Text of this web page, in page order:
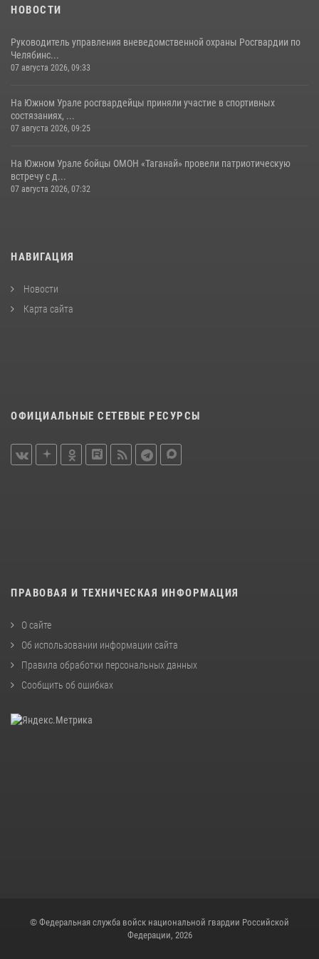
НОВОСТИ
Руководитель управления вневедомственной охраны Росгвардии по
Челябинс...
07 августа 2026, 09:33
На Южном Урале росгвардейцы приняли участие в спортивных
состязаниях, ...
07 августа 2026, 09:25
На Южном Урале бойцы ОМОН «Таганай» провели патриотическую
встречу с д...
07 августа 2026, 07:32
НАВИГАЦИЯ
Новости
Карта сайта
ОФИЦИАЛЬНЫЕ СЕТЕВЫЕ РЕСУРСЫ
ПРАВОВАЯ И ТЕХНИЧЕСКАЯ ИНФОРМАЦИЯ
О сайте
Об использовании информации сайта
Правила обработки персональных данных
Сообщить об ошибках
© Федеральная служба войск национальной гвардии Российской
Федерации, 2026